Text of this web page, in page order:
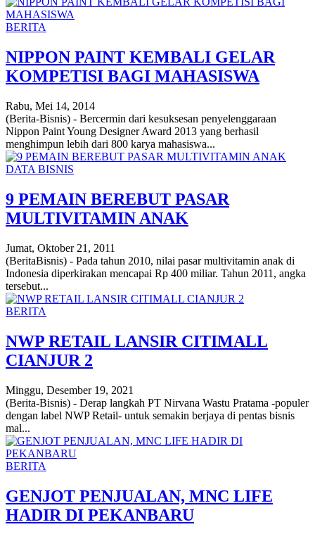
BERITA
NIPPON PAINT KEMBALI GELAR
KOMPETISI BAGI MAHASISWA
Rabu, Mei 14, 2014
(Berita-Bisnis) - Bercermin dari kesuksesan penyelenggaraan
Nippon Paint Young Designer Award 2013 yang berhasil
menghimpun lebih dari 800 karya mahasiswa...
DATA BISNIS
9 PEMAIN BEREBUT PASAR
MULTIVITAMIN ANAK
Jumat, Oktober 21, 2011
(BeritaBisnis) - Pada tahun 2010, nilai pasar multivitamin anak di
Indonesia diperkirakan mencapai Rp 400 miliar. Tahun 2011, angka
tersebut...
BERITA
NWP RETAIL LANSIR CITIMALL
CIANJUR 2
Minggu, Desember 19, 2021
(Berita-Bisnis) - Derap langkah PT Nirvana Wastu Pratama -populer
dengan label NWP Retail- untuk semakin berjaya di pentas bisnis
mal...
BERITA
GENJOT PENJUALAN, MNC LIFE
HADIR DI PEKANBARU